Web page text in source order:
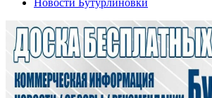
Новости Бутурлиновки